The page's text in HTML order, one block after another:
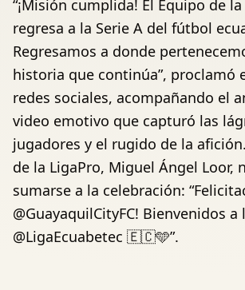
“¡Misión cumplida! El Equipo de
regresa a la Serie A del fútbol
Regresamos a donde
historia que continúa”, proclamó
redes sociales, acompañando el
video emotivo que capturó las
jugadores y el rugido de la
de la LigaPro, Miguel Ángel Loor,
sumarse a la celebración:
@GuayaquilCityFC! Bienvenidos a
@LigaEcuabetec 🇪🇨🩵”.